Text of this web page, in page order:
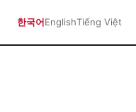
한국어EnglishTiếng Việt